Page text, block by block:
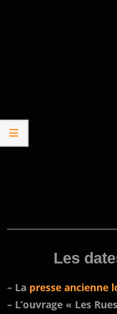
Les
– La presse ancienne
– L’ouvrage « Les